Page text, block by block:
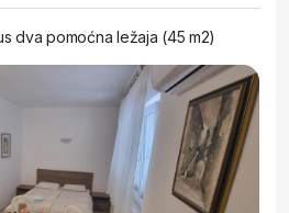
dva pomoćna ležaja (45 m2)